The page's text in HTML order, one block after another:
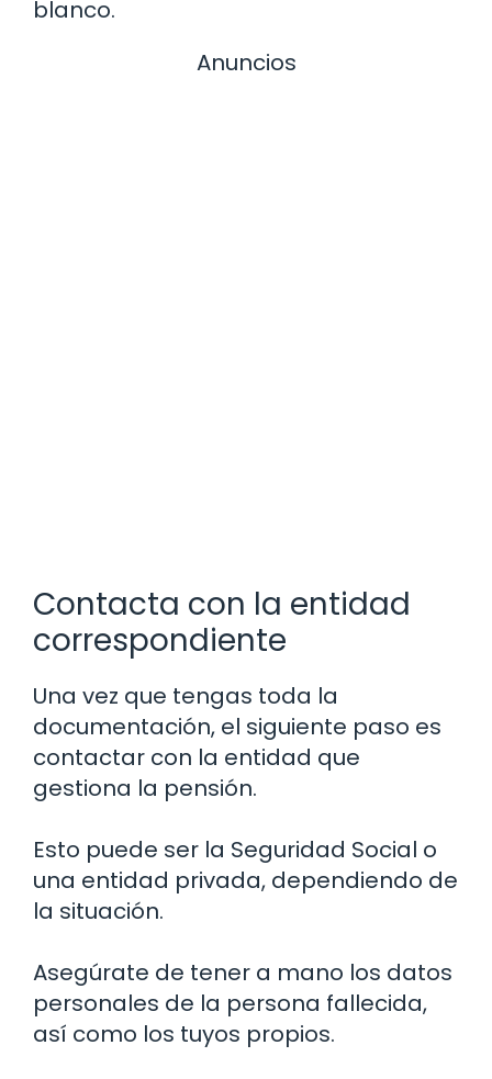
blanco.
Anuncios
Contacta con la entidad
correspondiente
Una vez que tengas toda la
documentación, el siguiente paso es
contactar con la entidad que
gestiona la pensión.
Esto puede ser la Seguridad Social o
una entidad privada, dependiendo de
la situación.
Asegúrate de tener a mano los datos
personales de la persona fallecida,
así como los tuyos propios.